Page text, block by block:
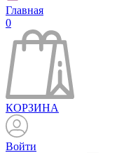
Главная
0
КОРЗИНА
Войти